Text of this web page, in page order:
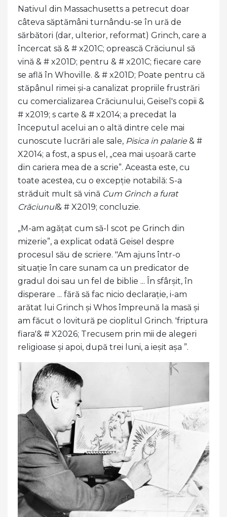
Nativul din Massachusetts a petrecut doar
câteva săptămâni turnându-se în ură de
sărbători (dar, ulterior, reformat) Grinch, care a
încercat să & # x201C; oprească Crăciunul să
vină & # x201D; pentru & # x201C; fiecare care
se află în Whoville. & # x201D; Poate pentru că
stăpânul rimei și-a canalizat propriile frustrări
cu comercializarea Crăciunului, Geisel's copii &
# x2019; s carte & # x2014; a precedat la
începutul acelui an o altă dintre cele mai
cunoscute lucrări ale sale, Pisica in palarie& #
X2014; a fost, a spus el, „cea mai ușoară carte
din cariera mea de a scrie”. Aceasta este, cu
toate acestea, cu o excepție notabilă: S-a
străduit mult să vină Cum Grinch a furat
Crăciunul& # X2019; concluzie.
„M-am agățat cum să-l scot pe Grinch din
mizerie”, a explicat odată Geisel despre
procesul său de scriere. "Am ajuns într-o
situație în care sunam ca un predicator de
gradul doi sau un fel de biblie ... În sfârșit, în
disperare ... fără să fac nicio declarație, i-am
arătat lui Grinch și Whos împreună la masă și
am făcut o lovitură pe cioplitul Grinch. 'friptura
fiara'& # X2026; Trecusem prin mii de alegeri
religioase și apoi, după trei luni, a ieșit așa ”.